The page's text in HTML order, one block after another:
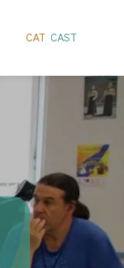
CAT CAST